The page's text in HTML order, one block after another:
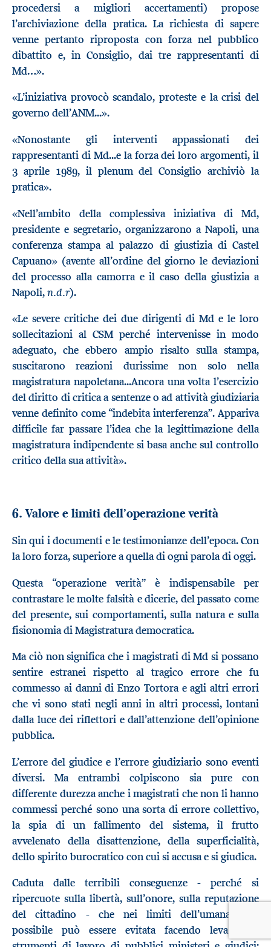
procedersi a migliori accertamenti) propose
l’archiviazione della pratica. La richiesta di sapere
venne pertanto riproposta con forza nel pubblico
dibattito e, in Consiglio, dai tre rappresentanti di
Md…».
«L’iniziativa provocò scandalo, proteste e la crisi del
governo dell’ANM...».
«Nonostante gli interventi appassionati dei
rappresentanti di Md...e la forza dei loro argomenti, il
3 aprile 1989, il plenum del Consiglio archiviò la
pratica».
«Nell’ambito della complessiva iniziativa di Md,
presidente e segretario, organizzarono a Napoli, una
conferenza stampa al palazzo di giustizia di Castel
Capuano» (avente all’ordine del giorno le deviazioni
del processo alla camorra e il caso della giustizia a
Napoli,n.d.r).
«Le severe critiche dei due dirigenti di Md e le loro
sollecitazioni al CSM perché intervenisse in modo
adeguato, che ebbero ampio risalto sulla stampa,
suscitarono reazioni durissime non solo nella
magistratura napoletana...Ancora una volta l’esercizio
del diritto di critica a sentenze o ad attività giudiziaria
venne definito come “indebita interferenza”. Appariva
difficile far passare l’idea che la legittimazione della
magistratura indipendente si basa anche sul controllo
critico della sua attività».
6. Valore e limiti dell’operazione verità
Sin qui i documenti e le testimonianze dell’epoca. Con
la loro forza, superiore a quella di ogni parola di oggi.
Questa “operazione verità” è indispensabile per
contrastare le molte falsità e dicerie, del passato come
del presente, sui comportamenti, sulla natura e sulla
fisionomia di Magistratura democratica.
Ma ciò non significa che i magistrati di Md si possano
sentire estranei rispetto al tragico errore che fu
commesso ai danni di Enzo Tortora e agli altri errori
che vi sono stati negli anni in altri processi, lontani
dalla luce dei riflettori e dall’attenzione dell’opinione
pubblica.
L’errore del giudice e l’errore giudiziario sono eventi
diversi. Ma entrambi colpiscono sia pure con
differente durezza anche i magistrati che non li hanno
commessi perché sono una sorta di errore collettivo,
la spia di un fallimento del sistema, il frutto
avvelenato della disattenzione, della superficialità,
dello spirito burocratico con cui si accusa e si giudica.
Caduta dalle terribili conseguenze - perché si
ripercuote sulla libertà, sull’onore, sulla reputazione
del cittadino - che nei limiti dell’umanamente
possibile può essere evitata facendo leva sugli